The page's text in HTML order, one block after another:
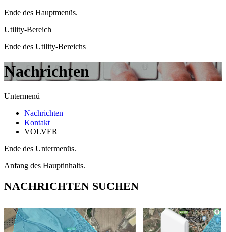
Ende des Hauptmenüs.
Utility-Bereich
Ende des Utility-Bereichs
Nachrichten
Untermenü
Nachrichten
Kontakt
VOLVER
Ende des Untermenüs.
Anfang des Hauptinhalts.
NACHRICHTEN SUCHEN